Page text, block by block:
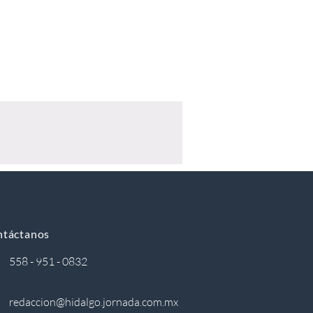
558 - 951 - 0832
redaccion@hidalgo.jornada.com.mx